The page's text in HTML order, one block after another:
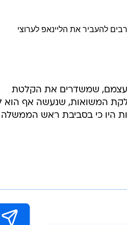
להעביר את הליינאפ לערוצי
עצמם, שמשדרים את הקלטת
המשואות, שנעשה אף הוא
היו כי בסביבת ראש הממשלה